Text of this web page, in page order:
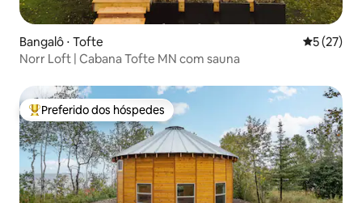
Bangalô ⋅ Tofte 5 de uma
5 (27)
Norr Loft | Cabana Tofte MN com sauna
Entre os melhores preferidos dos hóspedes
Preferido dos hóspedes